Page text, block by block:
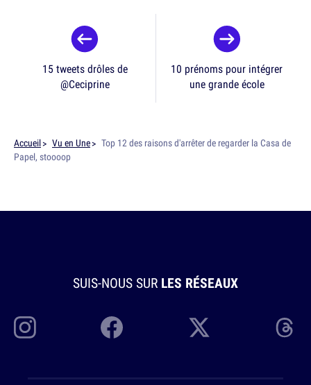
15 tweets drôles de
@Ceciprine
10 prénoms pour intégrer
une grande école
Accueil Vu en Une
Top 12 des raisons d'arrêter de regarder la Casa de
Papel, stoooop
SUIS-NOUS SUR LES RÉSEAUX